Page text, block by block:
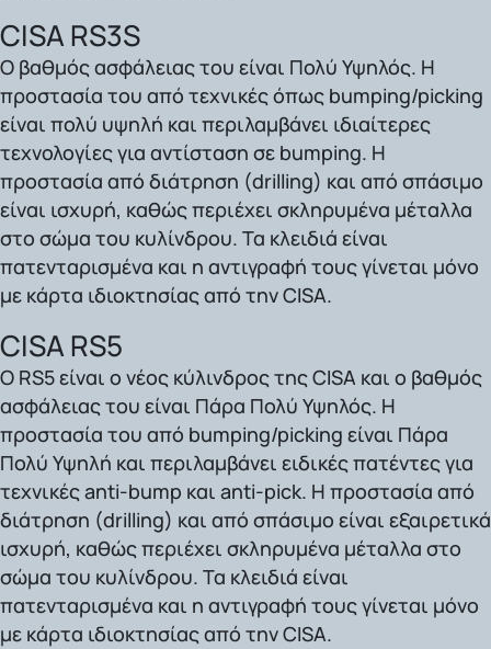
CISA RS3S
Ο βαθμός ασφάλειας του είναι Πολύ Υψηλός. Η
προστασία του από τεχνικές όπως bumping/picking
είναι πολύ υψηλή και περιλαμβάνει ιδιαίτερες
τεχνολογίες για αντίσταση σε bumping. Η
προστασία από διάτρηση (drilling) και από σπάσιμο
είναι ισχυρή, καθώς περιέχει σκληρυμένα μέταλλα
στο σώμα του κυλίνδρου. Τα κλειδιά είναι
πατενταρισμένα και η αντιγραφή τους γίνεται μόνο
με κάρτα ιδιοκτησίας από την CISA.
CISA RS5
Ο RS5 είναι ο νέος κύλινδρος της CISA και ο βαθμός
ασφάλειας του είναι Πάρα Πολύ Υψηλός. Η
προστασία του από bumping/picking είναι Πάρα
Πολύ Υψηλή και περιλαμβάνει ειδικές πατέντες για
τεχνικές anti-bump και anti-pick. Η προστασία από
διάτρηση (drilling) και από σπάσιμο είναι εξαιρετικά
ισχυρή, καθώς περιέχει σκληρυμένα μέταλλα στο
σώμα του κυλίνδρου. Τα κλειδιά είναι
πατενταρισμένα και η αντιγραφή τους γίνεται μόνο
με κάρτα ιδιοκτησίας από την CISA.